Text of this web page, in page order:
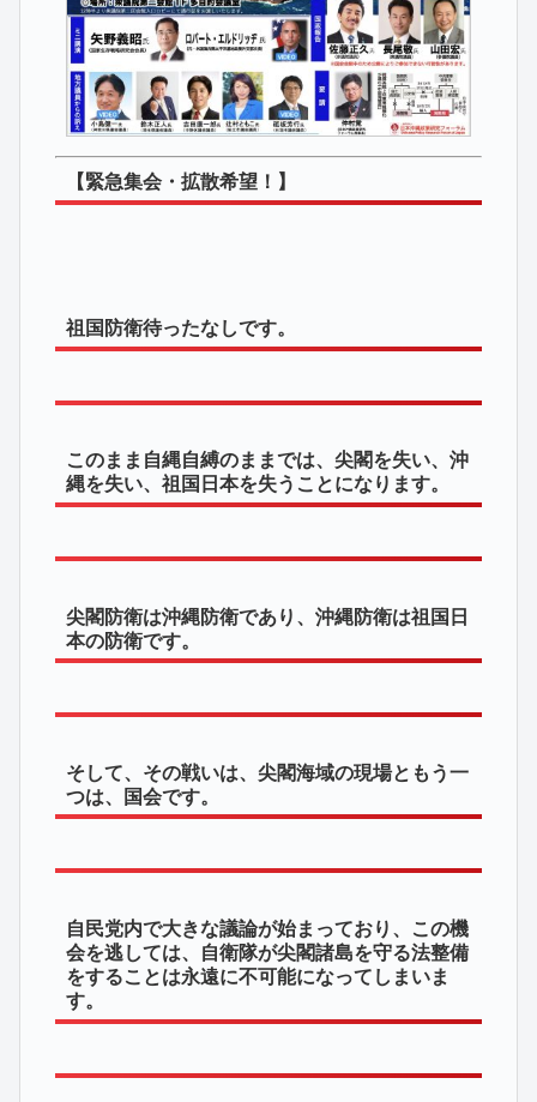
【緊急集会・拡散希望！】
祖国防衛待ったなしです。
このまま自縄自縛のままでは、尖閣を失い、沖
縄を失い、祖国日本を失うことになります。
尖閣防衛は沖縄防衛であり、沖縄防衛は祖国日
本の防衛です。
そして、その戦いは、尖閣海域の現場ともう一
つは、国会です。
自民党内で大きな議論が始まっており、この機
会を逃しては、自衛隊が尖閣諸島を守る法整備
をすることは永遠に不可能になってしまいま
す。